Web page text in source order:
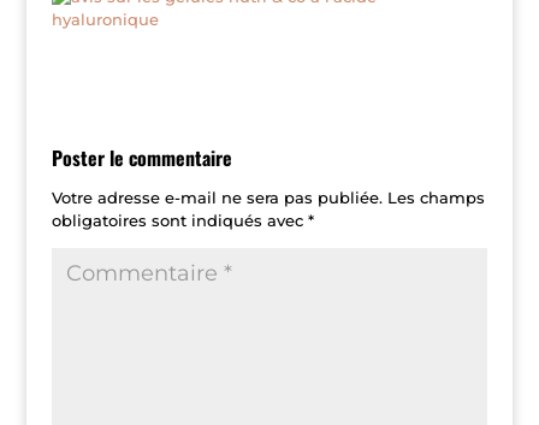
Poster le commentaire
Votre adresse e-mail ne sera pas publiée. Les champs
obligatoires sont indiqués avec *